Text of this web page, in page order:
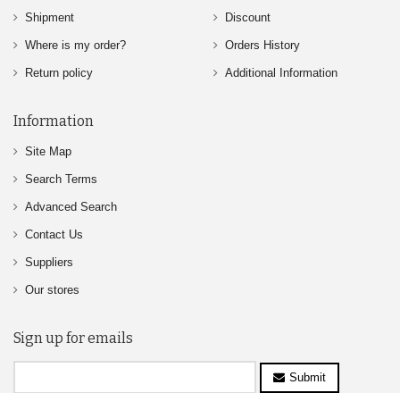
Shipment
Where is my order?
Return policy
Discount
Orders History
Additional Information
Information
Site Map
Search Terms
Advanced Search
Contact Us
Suppliers
Our stores
Sign up for emails
Submit